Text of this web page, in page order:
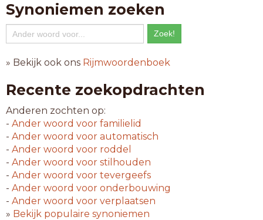
Synoniemen zoeken
» Bekijk ook ons Rijmwoordenboek
Recente zoekopdrachten
Anderen zochten op:
- Ander woord voor familielid
- Ander woord voor automatisch
- Ander woord voor roddel
- Ander woord voor stilhouden
- Ander woord voor tevergeefs
- Ander woord voor onderbouwing
- Ander woord voor verplaatsen
» Bekijk populaire synoniemen